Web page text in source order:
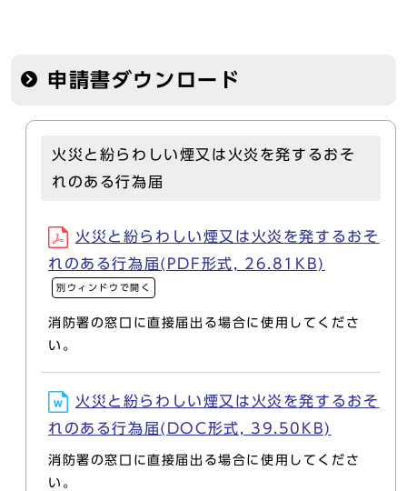
申請書ダウンロード
火災と紛らわしい煙又は火炎を発するおそ
れのある行為届
火災と紛らわしい煙又は火炎を発するおそ
れのある行為届(PDF形式, 26.81KB)
別ウィンドウで開く
消防署の窓口に直接届出る場合に使用してくださ
い。
火災と紛らわしい煙又は火炎を発するおそ
れのある行為届(DOC形式, 39.50KB)
消防署の窓口に直接届出る場合に使用してくださ
い。